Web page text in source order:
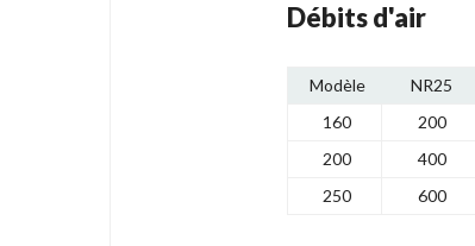
Débits d'air
Modèle NR25
160
200
200
400
250
600